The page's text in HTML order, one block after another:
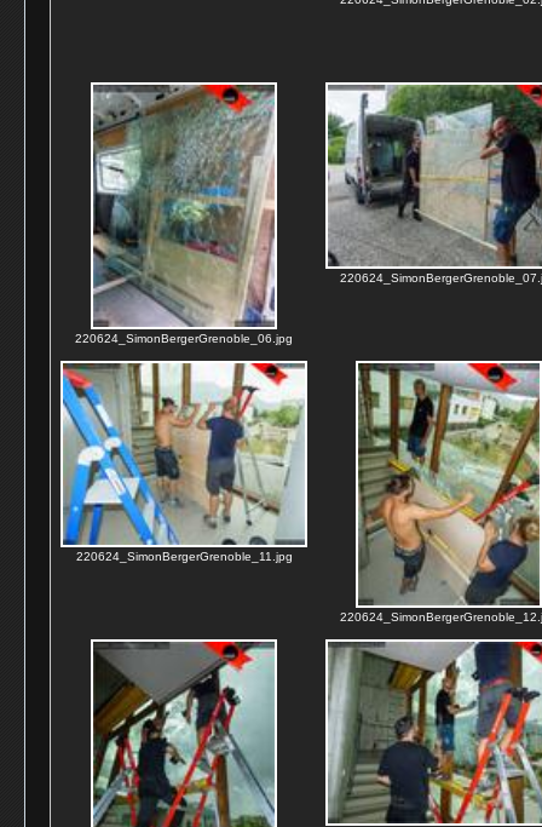
220624_SimonBergerGrenoble_06.jpg
220624_SimonBergerGrenoble_11.jpg